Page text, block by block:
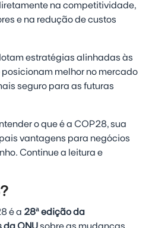
na competitividade,
e na redução de custos
estratégias alinhadas às
melhor no mercado
seguro para as futuras
o que é a COP28, sua
vantagens para negócios
Continue a leitura e
é a 28ª edição da